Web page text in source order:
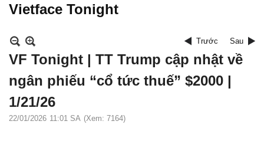
Vietface Tonight
Trước Sau
VF Tonight | TT Trump cập nhật về
ngân phiếu “cổ tức thuế” $2000 |
1/21/26
22/01/2026 11:01 SA (Xem: 7164)